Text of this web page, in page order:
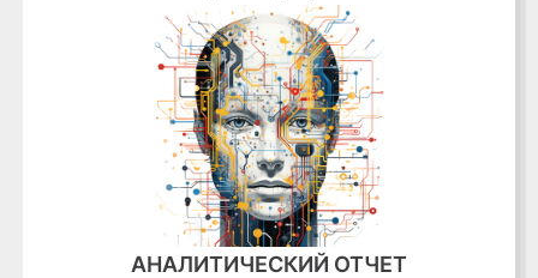
АНАЛИТИЧЕСКИЙ ОТЧЕТ